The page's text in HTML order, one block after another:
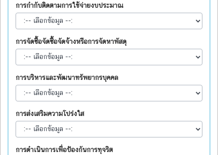
การกำกับติดตามการใช้จ่ายงบประมาณ
การจัดซื้อจัดซื้อจัดจ้างหรือการจัดหาพัสดุ
การบริหารและพัฒนาทรัพยากรบุคคล
การส่งเสริมความโปร่งใส
การดำเนินการเพื่อป้องกันการทุจริต